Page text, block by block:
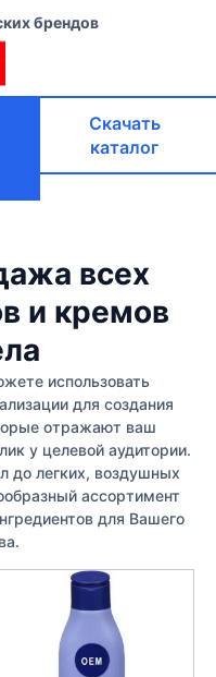
брендов
Скачать
каталог
всех
и кремов
использовать
для создания
отражают ваш
у целевой аудитории.
до легких, воздушных
ассортимент
для Вашего